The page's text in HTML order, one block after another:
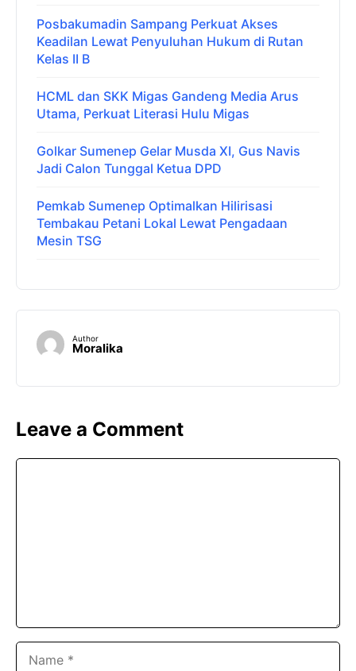
Posbakumadin Sampang Perkuat Akses
Keadilan Lewat Penyuluhan Hukum di Rutan
Kelas II B
HCML dan SKK Migas Gandeng Media Arus
Utama, Perkuat Literasi Hulu Migas
Golkar Sumenep Gelar Musda XI, Gus Navis
Jadi Calon Tunggal Ketua DPD
Pemkab Sumenep Optimalkan Hilirisasi
Tembakau Petani Lokal Lewat Pengadaan
Mesin TSG
Author
Moralika
Leave a Comment